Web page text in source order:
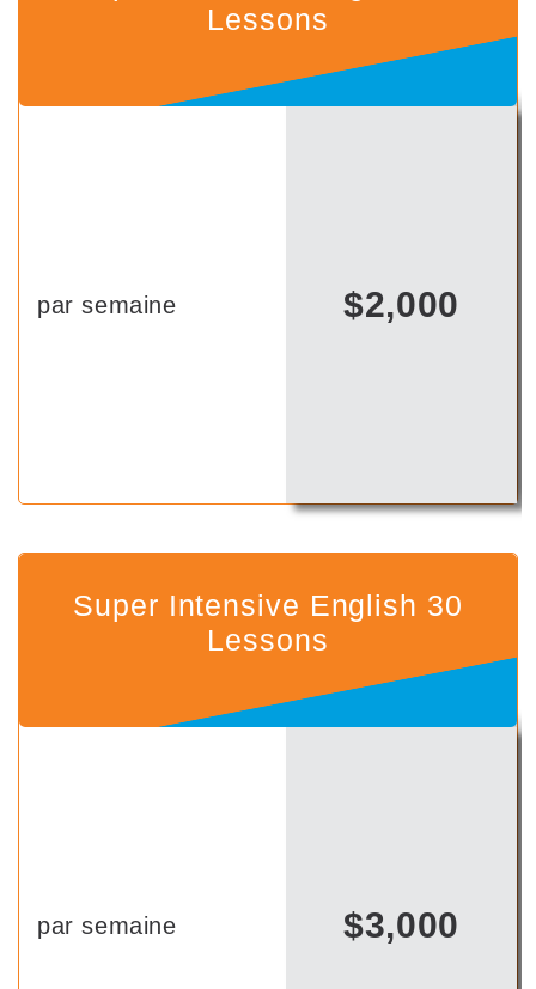
Lessons
par semaine $2,000
Super Intensive English 30
Lessons
par semaine $3,000